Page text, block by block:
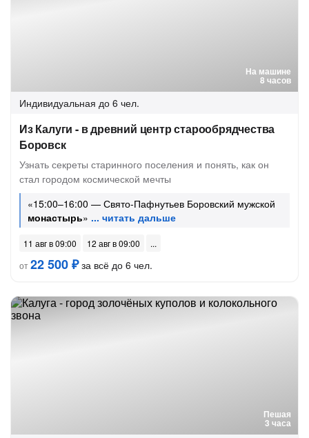
На машине
8 часов
Индивидуальная до 6 чел.
Из Калуги - в древний центр старообрядчества
Боровск
Узнать секреты старинного поселения и понять, как он
стал городом космической мечты
«15:00–16:00 — Свято-Пафнутьев Боровский мужской
монастырь»
11 авг в 09:00
12 авг в 09:00
от22 500 ₽за всё до 6 чел.
Пешая
3 часа